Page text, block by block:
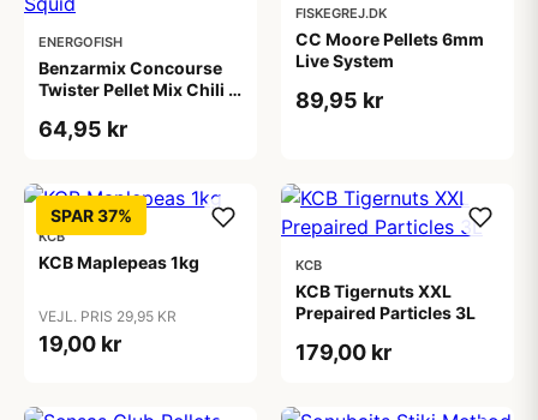
ENERGOFISH
Benzarmix Concourse
Twister Pellet Mix Chili &
64,95 kr
FISKEGREJ.DK
CC Moore Pellets 6mm
Live System
89,95 kr
SPAR 37%
KCB
KCB Maplepeas 1kg
VEJL. PRIS 29,95 KR
19,00 kr
KCB
KCB Tigernuts XXL
Prepaired Particles 3L
179,00 kr